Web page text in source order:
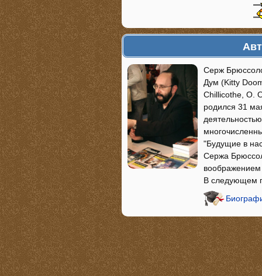
Серж
Дум (Kitty
Chillicothe, О.
родился 31
"Будущие в
Сержа
воображением
В следующем